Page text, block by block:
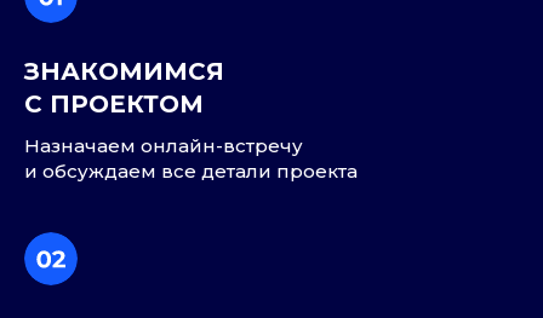
ЗНАКОМИМСЯ
С ПРОЕКТОМ
Назначаем онлайн-встречу
и обсуждаем все детали проекта